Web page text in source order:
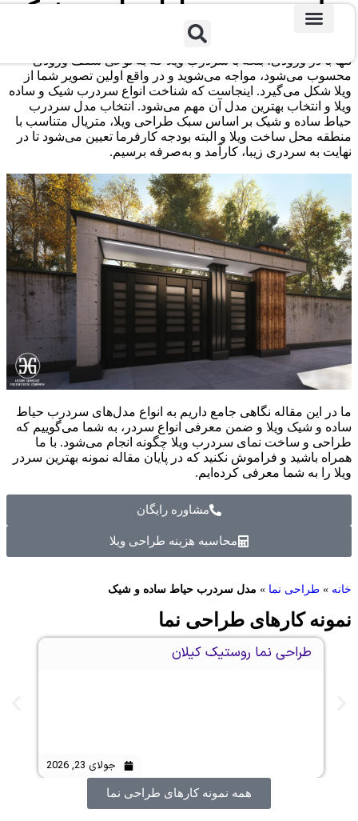
سردرب حیاط ساده و شیک
رسیدن به نقطه‌ی ورودی ویلا را تصور کنید؛ در این لحظه نه
با در ورودی، بلکه با سردرب ویلا که به نوعی سقف ورودی
می‌شود، مواجه می‌شوید و در واقع اولین تصویر شما از
شکل می‌گیرد. اینجاست که شناخت انواع سردرب شیک و ساده
و انتخاب بهترین مدل آن مهم می‌شود. انتخاب مدل سردرب
ساده و شیک بر اساس سبک طراحی ویلا، متریال متناسب با
محل ساخت ویلا و البته بودجه کارفرما تعیین می‌شود تا در
به سردری زیبا، کارآمد و به‌صرفه برسیم.
این مقاله نگاهی جامع داریم به انواع مدل‌های سردرب حیاط
و شیک ویلا و ضمن معرفی انواع سردر، به شما می‌گوییم که
و ساخت نمای سردرب ویلا چگونه انجام می‌شود. با ما
باشید و فراموش نکنید که در پایان مقاله نمونه بهترین سردر
را به شما معرفی کرده‌ایم.
مشاوره رایگان
محاسبه هزینه طراحی ویلا
»طراحی نما»مدل سردرب حیاط ساده و شیک
کارهایطراحی نما
طراحی نما روستیک کیلان
جولای 23, 2026
همه نمونه کارهای طراحی نما